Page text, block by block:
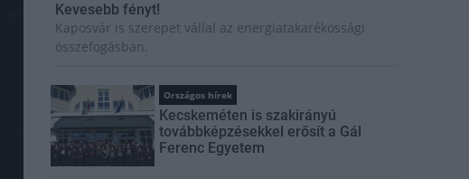
Kevesebb fényt!
Kaposvár is szerepet vállal az energiatakarékossági
összefogásban.
Országos hírek
Kecskeméten is szakirányú
továbbképzésekkel erősít a Gál
Ferenc Egyetem